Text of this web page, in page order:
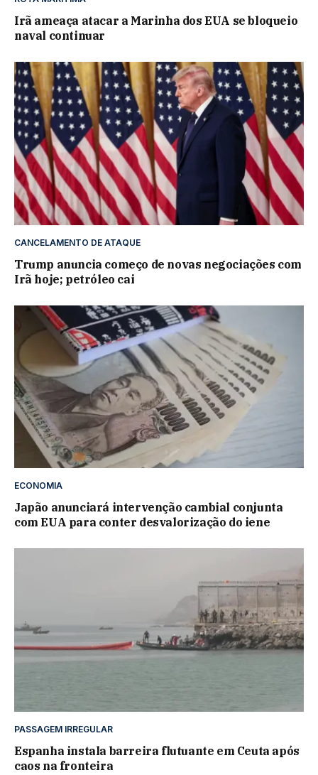
Irã ameaça atacar a Marinha dos EUA se bloqueio
naval continuar
CANCELAMENTO DE ATAQUE
Trump anuncia começo de novas negociações com
Irã hoje; petróleo cai
ECONOMIA
Japão anunciará intervenção cambial conjunta
com EUA para conter desvalorização do iene
PASSAGEM IRREGULAR
Espanha instala barreira flutuante em Ceuta após
caos na fronteira